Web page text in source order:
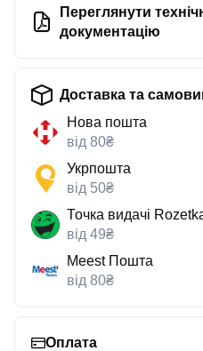
Переглянути
документацію
Доставка та
Нова пошта
від 80₴
Укрпошта
від 50₴
Точка видачі
від 49₴
Meest Пошта
від 80₴
Оплата